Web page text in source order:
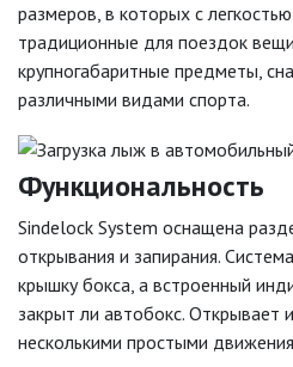
размеров, в которых с
традиционные для поездок
крупногабаритные предметы,
различными видами спорта.
Функциональность
Sindelock System оснащена
открывания и запирания.
крышку бокса, а встроенный
закрыт ли автобокс. Открывает
несколькими простыми